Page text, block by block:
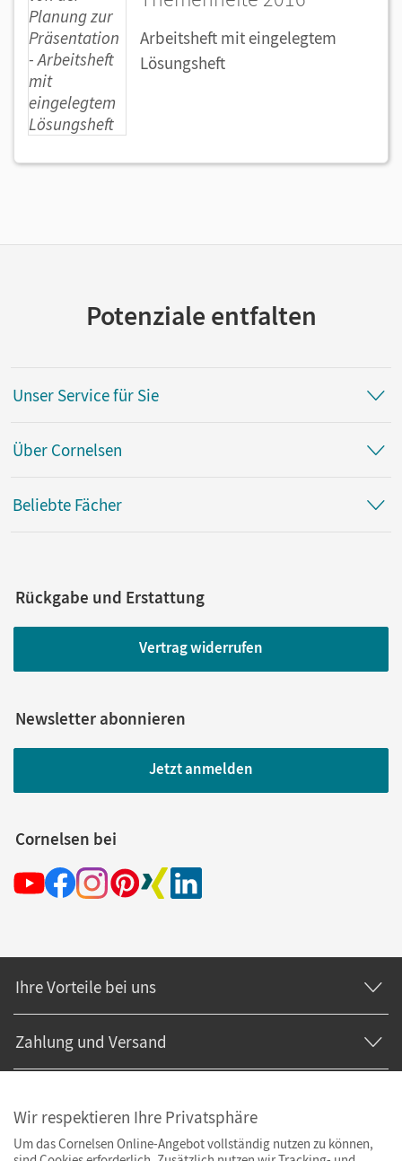
Arbeitsheft mit eingelegtem
Lösungsheft
Potenziale entfalten
Unser Service für Sie
Über Cornelsen
Beliebte Fächer
Rückgabe und Erstattung
Vertrag widerrufen
Newsletter abonnieren
Jetzt anmelden
Cornelsen bei
Ihre Vorteile bei uns
Zahlung und Versand
Wir respektieren Ihre Privatsphäre
Um das Cornelsen Online-Angebot vollständig nutzen zu können,